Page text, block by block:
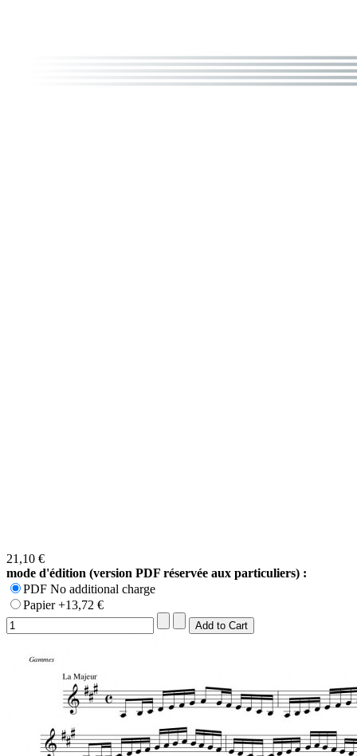
21,10 €
mode d'édition (version PDF réservée aux particuliers) :
PDF No additional charge
Papier +13,72 €